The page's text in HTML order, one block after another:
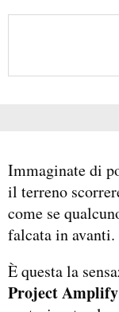
Immaginate di
il terreno
come se
falcata in avanti.
È questa la
Project Amplify